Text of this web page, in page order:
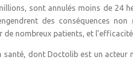
sont annulés moins de 24
des conséquences
de nombreux patients, et
dont Doctolib est un acteur